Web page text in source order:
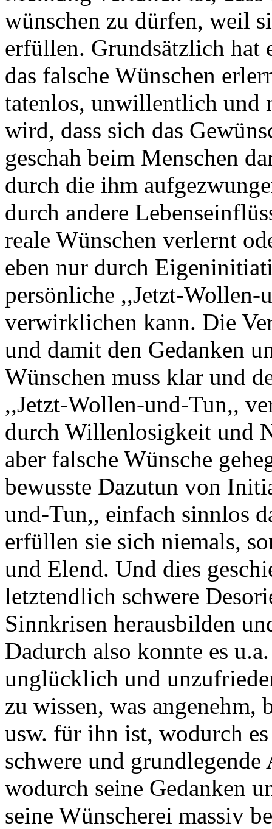
wünschen zu dürfen, weil
erfüllen. Grundsätzlich hat
das falsche Wünschen
tatenlos, unwillentlich und
wird, dass sich das
geschah beim Menschen
durch die ihm
durch andere
reale Wünschen verlernt
eben nur durch
persönliche ,,Jetzt-
verwirklichen kann. Die
und damit den Gedanken
Wünschen muss klar und
,,Jetzt-Wollen-und-Tun,,
durch Willenlosigkeit und
aber falsche Wünsche
bewusste Dazutun von
und-Tun,, einfach sinnlos
erfüllen sie sich niemals,
und Elend. Und dies
letztendlich schwere
Sinnkrisen herausbilden
Dadurch also konnte es
unglücklich und
zu wissen, was
usw. für ihn ist, wodurch
schwere und
wodurch seine Gedanken
seine Wünscherei massiv